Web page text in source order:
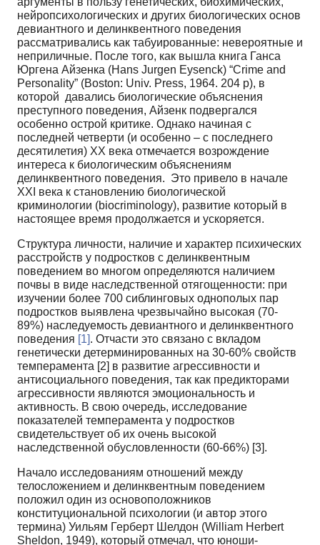
нейропсихологических и других биологических основ
девиантного и делинквентного поведения
рассматривались как табуированные: невероятные и
неприличные. После того, как вышла книга Ганса
Юргена Айзенка (Hans Jurgen Eysenck) “Crime and
Personality” (Boston: Univ. Press, 1964. 204 p), в
которой давались биологические объяснения
преступного поведения, Айзенк подвергался
особенно острой критике. Однако начиная с
последней четверти (и особенно – с последнего
десятилетия) XX века отмечается возрождение
интереса к биологическим объяснениям
делинквентного поведения. Это привело в начале
XXI века к становлению биологической
криминологии (biocriminology), развитие который в
настоящее время продолжается и ускоряется.
Структура личности, наличие и характер психических
расстройств у подростков с делинквентным
поведением во многом определяются наличием
почвы в виде наследственной отягощенности: при
изучении более 700 сиблинговых однополых пар
подростков выявлена чрезвычайно высокая (70-
89%) наследуемость девиантного и делинквентного
поведения [1]. Отчасти это связано с вкладом
генетически детерминированных на 30-60% свойств
темперамента [2] в развитие агрессивности и
антисоциального поведения, так как предикторами
агрессивности являются эмоциональность и
активность. В свою очередь, исследование
показателей темперамента у подростков
свидетельствует об их очень высокой
наследственной обусловленности (60-66%) [3].
Начало исследованиям отношений между
телосложением и делинквентным поведением
положил один из основоположников
конституциональной психологии (и автор этого
термина) Уильям Герберт Шелдон (William Herbert
Sheldon, 1949), который отмечал, что юноши-